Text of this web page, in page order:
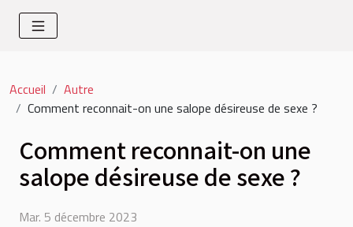
Accueil
Autre
Comment reconnait-on une salope désireuse de sexe ?
Comment reconnait-on une
salope désireuse de sexe ?
Mar. 5 décembre 2023